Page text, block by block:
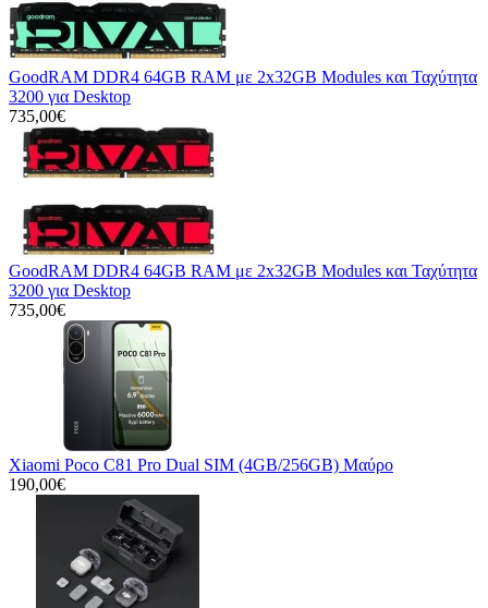
GoodRAM DDR4 64GB RAM με 2x32GB Modules και Ταχύτητα
3200 για Desktop
735,00€
GoodRAM DDR4 64GB RAM με 2x32GB Modules και Ταχύτητα
3200 για Desktop
735,00€
Xiaomi Poco C81 Pro Dual SIM (4GB/256GB) Μαύρο
190,00€